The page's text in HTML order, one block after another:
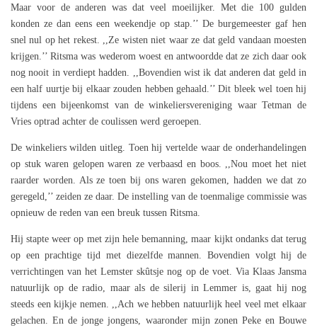
Maar voor de anderen was dat veel moeilijker. Met die 100 gulden
konden ze dan eens een weekendje op stap.’’ De burgemeester gaf hen
snel nul op het rekest. ,,Ze wisten niet waar ze dat geld vandaan moesten
krijgen.’’ Ritsma was wederom woest en antwoordde dat ze zich daar ook
nog nooit in verdiept hadden. ,,Bovendien wist ik dat anderen dat geld in
een half uurtje bij elkaar zouden hebben gehaald.’’ Dit bleek wel toen hij
tijdens een bijeenkomst van de winkeliersvereniging waar Tetman de
Vries optrad achter de coulissen werd geroepen.
De winkeliers wilden uitleg. Toen hij vertelde waar de onderhandelingen
op stuk waren gelopen waren ze verbaasd en boos. ,,Nou moet het niet
raarder worden. Als ze toen bij ons waren gekomen, hadden we dat zo
geregeld,’’ zeiden ze daar. De instelling van de toenmalige commissie was
opnieuw de reden van een breuk tussen Ritsma.
Hij stapte weer op met zijn hele bemanning, maar kijkt ondanks dat terug
op een prachtige tijd met diezelfde mannen. Bovendien volgt hij de
verrichtingen van het Lemster skûtsje nog op de voet. Via Klaas Jansma
natuurlijk op de radio, maar als de silerij in Lemmer is, gaat hij nog
steeds een kijkje nemen. ,,Ach we hebben natuurlijk heel veel met elkaar
gelachen. En de jonge jongens, waaronder mijn zonen Peke en Bouwe